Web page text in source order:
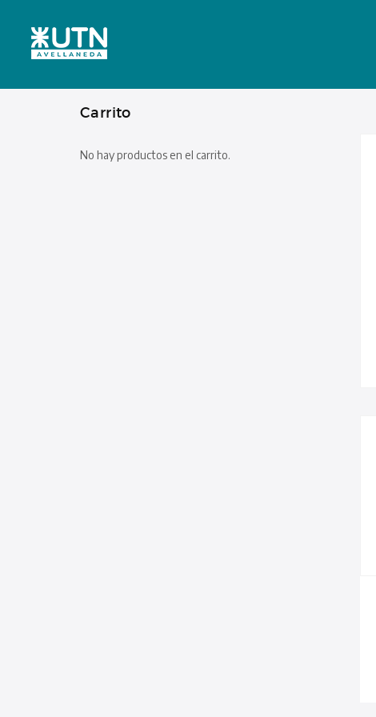
Carrito
No hay productos en el carrito.